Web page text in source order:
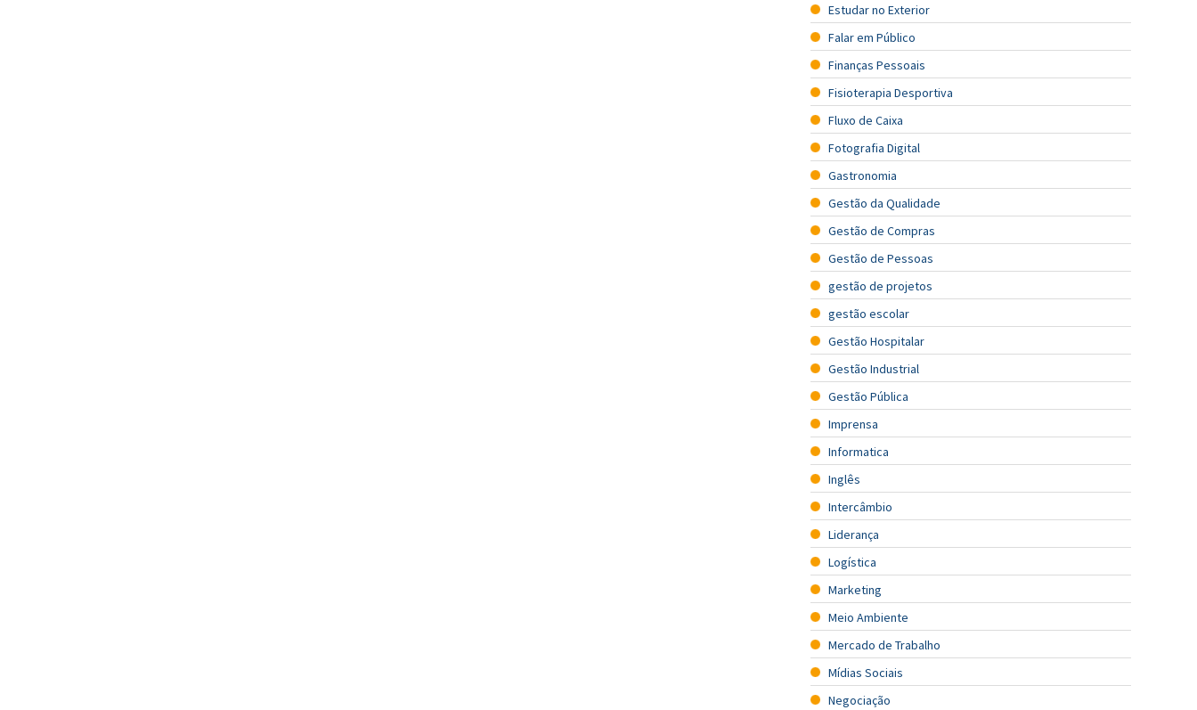
Estudar no Exterior
Falar em Público
Finanças Pessoais
Fisioterapia Desportiva
Fluxo de Caixa
Fotografia Digital
Gastronomia
Gestão da Qualidade
Gestão de Compras
Gestão de Pessoas
gestão de projetos
gestão escolar
Gestão Hospitalar
Gestão Industrial
Gestão Pública
Imprensa
Informatica
Inglês
Intercâmbio
Liderança
Logística
Marketing
Meio Ambiente
Mercado de Trabalho
Mídias Sociais
Negociação